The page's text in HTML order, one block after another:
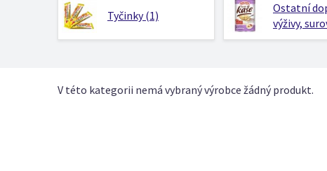
Tyčinky (1)
Ostatní
výživy,
V této kategorii nemá vybraný výrobce žádný produkt.